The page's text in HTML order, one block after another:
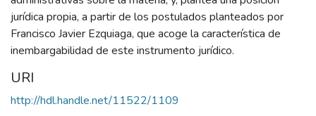
jurídica propia, a partir de los postulados planteados por
Francisco Javier Ezquiaga, que acoge la característica de
inembargabilidad de este instrumento jurídico.
URI
http://hdl.handle.net/11522/1109